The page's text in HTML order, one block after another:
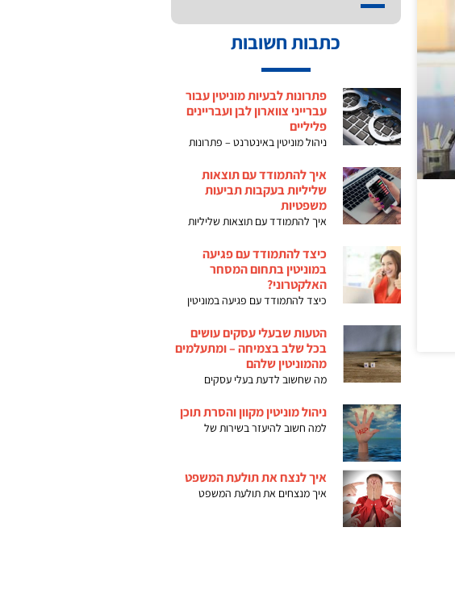
כתבות חשובות
פתרונות לבעיות מוניטין עבור
עברייני צווארון לבן ועבריינים
פליליים
ניהול מוניטין באינטרנט – פתרונות
איך להתמודד עם תוצאות
שליליות בעקבות תביעות
משפטיות
איך להתמודד עם תוצאות שליליות
כיצד להתמודד עם פגיעה
במוניטין בתחום המסחר
האלקטרוני?
כיצד להתמודד עם פגיעה במוניטין
הטעות שבעלי עסקים עושים
בכל שלב בצמיחה – ומתעלמים
מהמוניטין שלהם
מה שחשוב לדעת בעלי עסקים
ניהול מוניטין מקוון והסרת תוכן
למה חשוב להיעזר בשירות של
איך לנצח את תולעת המשפט
איך מנצחים את תולעת המשפט